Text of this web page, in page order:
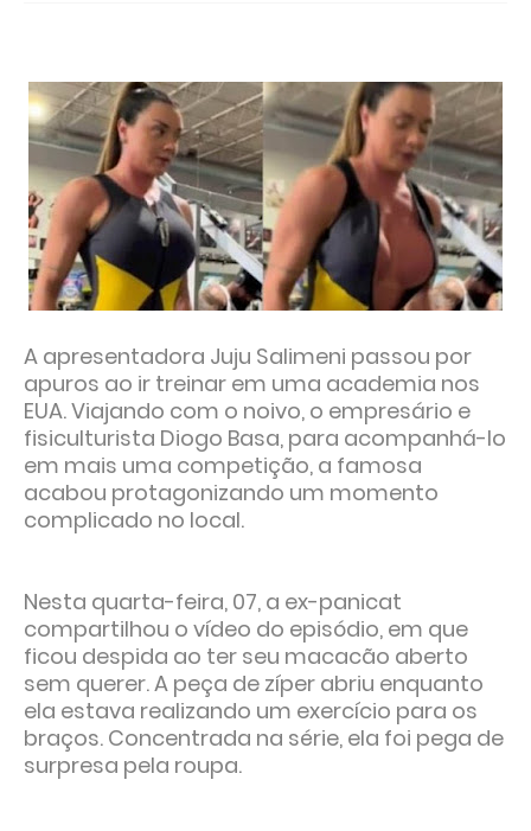
A apresentadora Juju Salimeni passou por
apuros ao ir treinar em uma academia nos
EUA. Viajando com o noivo, o empresário e
fisiculturista Diogo Basa, para acompanhá-lo
em mais uma competição, a famosa
acabou protagonizando um momento
complicado no local.
Nesta quarta-feira, 07, a ex-panicat
compartilhou o vídeo do episódio, em que
ficou despida ao ter seu macacão aberto
sem querer. A peça de zíper abriu enquanto
ela estava realizando um exercício para os
braços. Concentrada na série, ela foi pega de
surpresa pela roupa.